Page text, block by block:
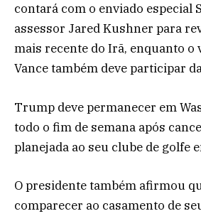
contará com o enviado especial
assessor Jared Kushner para
mais recente do Irã, enquanto o
Vance também deve participar
Trump deve permanecer em
todo o fim de semana após
planejada ao seu clube de golfe
O presidente também afirmou
comparecer ao casamento de